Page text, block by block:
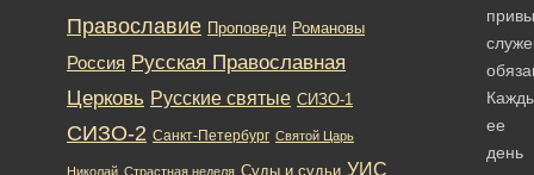
ее
день
Православие Проповеди Романовы
Россия Русская Православная
Церковь Русские святые СИЗО-1
СИЗО-2 Санкт-Петербург Святой Царь
Николай Страстная неделя Суды и судьи УИС